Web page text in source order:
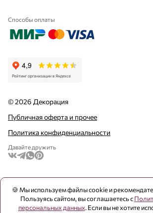
Способы оплаты
© 2026 Декорация
Публичная оферта и прочее
Политика конфиденциальности
Давайте дружить
🍪 Мы используем файлы cookie и
Пользуясь сайтом, вы соглашаетесь с
персональных данных. Если вы не хотите